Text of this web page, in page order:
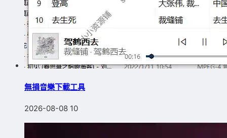
無損音樂下載工具
2026-08-08 10